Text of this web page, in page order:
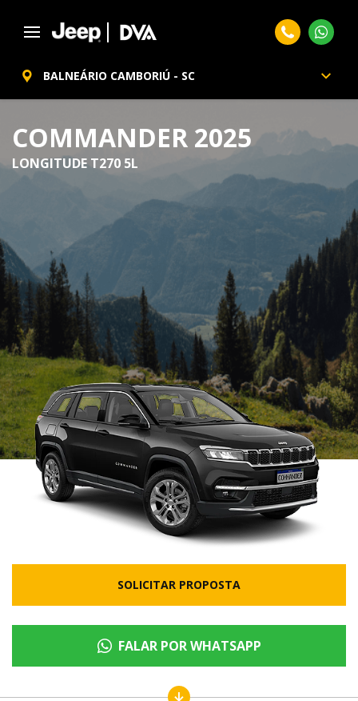
BALNEÁRIO CAMBORIÚ - SC
COMMANDER 2025
LONGITUDE T270 5L
SOLICITAR PROPOSTA
FALAR POR WHATSAPP